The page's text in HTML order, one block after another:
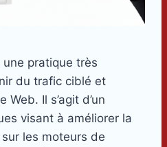
pratique très
du trafic ciblé et
Il s’agit d’un
visant à améliorer la
les moteurs de